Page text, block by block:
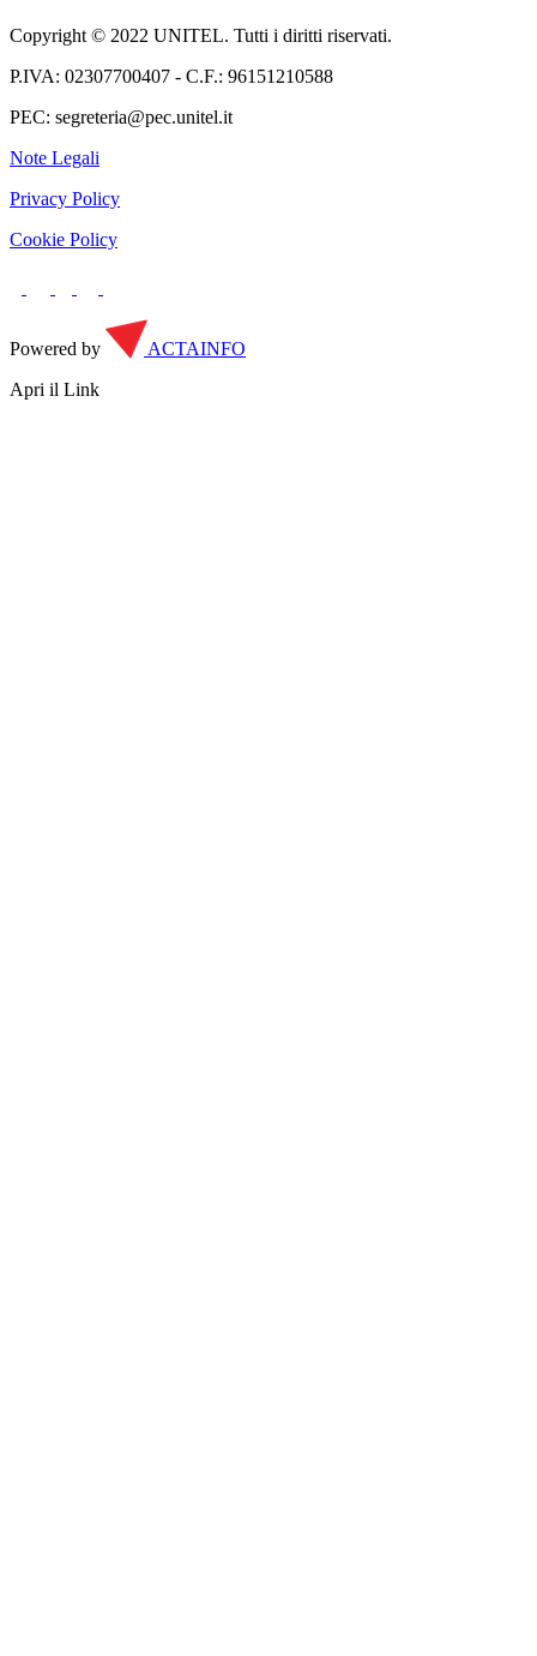
Copyright © 2022 UNITEL. Tutti i diritti riservati.
P.IVA: 02307700407 - C.F.: 96151210588
PEC: segreteria@pec.unitel.it
Note Legali
Privacy Policy
Cookie Policy
Powered by
ACTAINFO
Apri il Link